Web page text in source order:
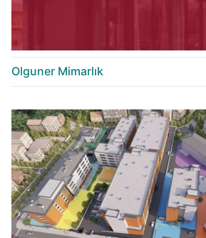
Olguner Mimarlık